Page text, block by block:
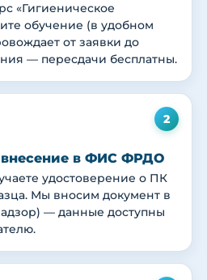
«Гигиеническое
обучение (в удобном
от заявки до
— пересдачи бесплатны.
2
внесение в ФИС ФРДО
удостоверение о ПК
Мы вносим документ в
— данные доступны